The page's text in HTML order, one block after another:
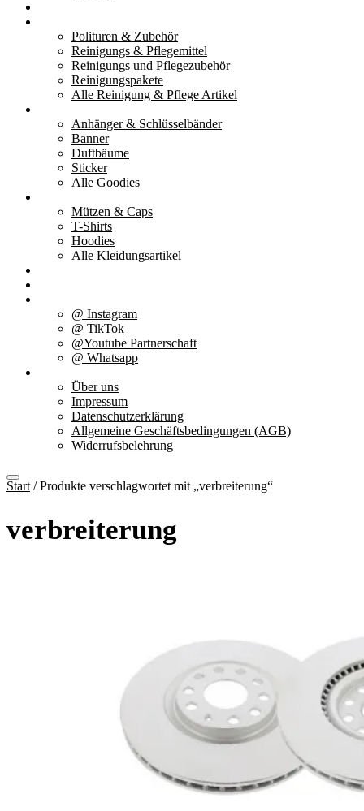
Polituren & Zubehör
Reinigungs & Pflegemittel
Reinigungs und Pflegezubehör
Reinigungspakete
Alle Reinigung & Pflege Artikel
Anhänger & Schlüsselbänder
Banner
Duftbäume
Sticker
Alle Goodies
Mützen & Caps
T-Shirts
Hoodies
Alle Kleidungsartikel
@ Instagram
@ TikTok
@Youtube Partnerschaft
@ Whatsapp
Über uns
Impressum
Datenschutzerklärung
Allgemeine Geschäftsbedingungen (AGB)
Widerrufsbelehrung
Start / Produkte verschlagwortet mit „verbreiterung“
verbreiterung